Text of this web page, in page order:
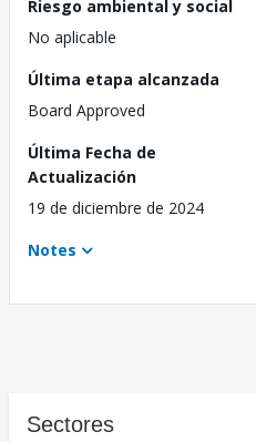
Riesgo ambiental y social
No aplicable
Última etapa alcanzada
Board Approved
Última Fecha de
Actualización
19 de diciembre de 2024
Notes
Sectores